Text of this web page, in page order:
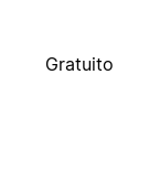
Gratuito